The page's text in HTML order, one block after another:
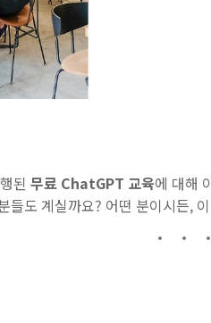
된 무료 ChatGPT 교육에 대해
도 계실까요? 어떤 분이시든,